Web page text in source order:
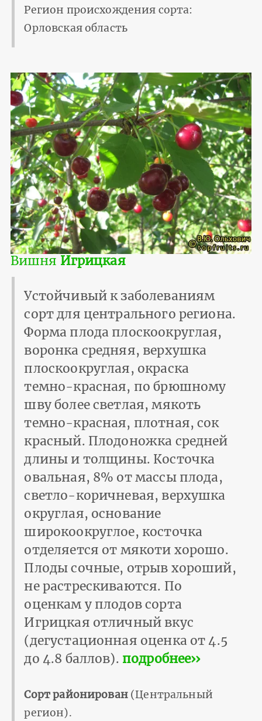
Регион происхождения сорта:
Орловская область
Вишня Игрицкая
Устойчивый к заболеваниям
сорт для центрального региона.
Форма плода плоскоокруглая,
воронка средняя, верхушка
плоскоокруглая, окраска
темно-красная, по брюшному
шву более светлая, мякоть
темно-крас­ная, плотная, сок
красный. Плодоножка средней
длины и толщины. Косточка
овальная, 8% от массы плода,
светло-коричневая, верхушка
округлая, основание
широкоокруглое, косточка
отделяется от мякоти хорошо.
Плоды сочные, отрыв хороший,
не растрескиваются. По
оценкам у плодов сорта
Игрицкая отличный вкус
(дегустационная оценка от 4.5
до 4.8 баллов). подробнее››
Сорт районирован(Центральный
регион).